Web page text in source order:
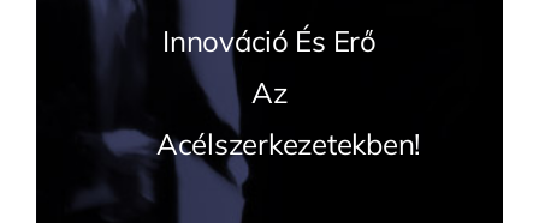
Innováció És Erő
Az
Acélszerkezetekben!